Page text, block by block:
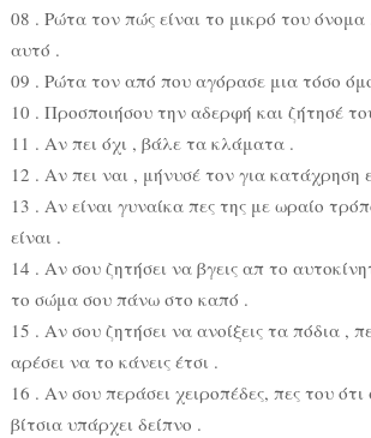
08 . Ρώτα τον πώς είναι το μικρό του
αυτό .
09 . Ρώτα τον από που αγόρασε μια τόσο
10 . Προσποιήσου την αδερφή και ζήτησέ
11 . Αν πει όχι , βάλε τα κλάματα .
12 . Αν πει ναι , μήνυσέ τον για κατάχρηση
13 . Αν είναι γυναίκα πες της με ωραίο
είναι .
14 . Αν σου ζητήσει να βγεις απ το
το σώμα σου πάνω στο καπό .
15 . Αν σου ζητήσει να ανοίξεις τα πόδια ,
αρέσει να το κάνεις έτσι .
16 . Αν σου περάσει χειροπέδες, πες του
βίτσια υπάρχει δείπνο .